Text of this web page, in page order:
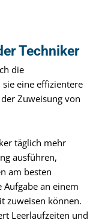
Techniker
die
eine effizientere
Zuweisung von
täglich mehr
ausführen,
am besten
an einem
zuweisen können.
Leerlaufzeiten und